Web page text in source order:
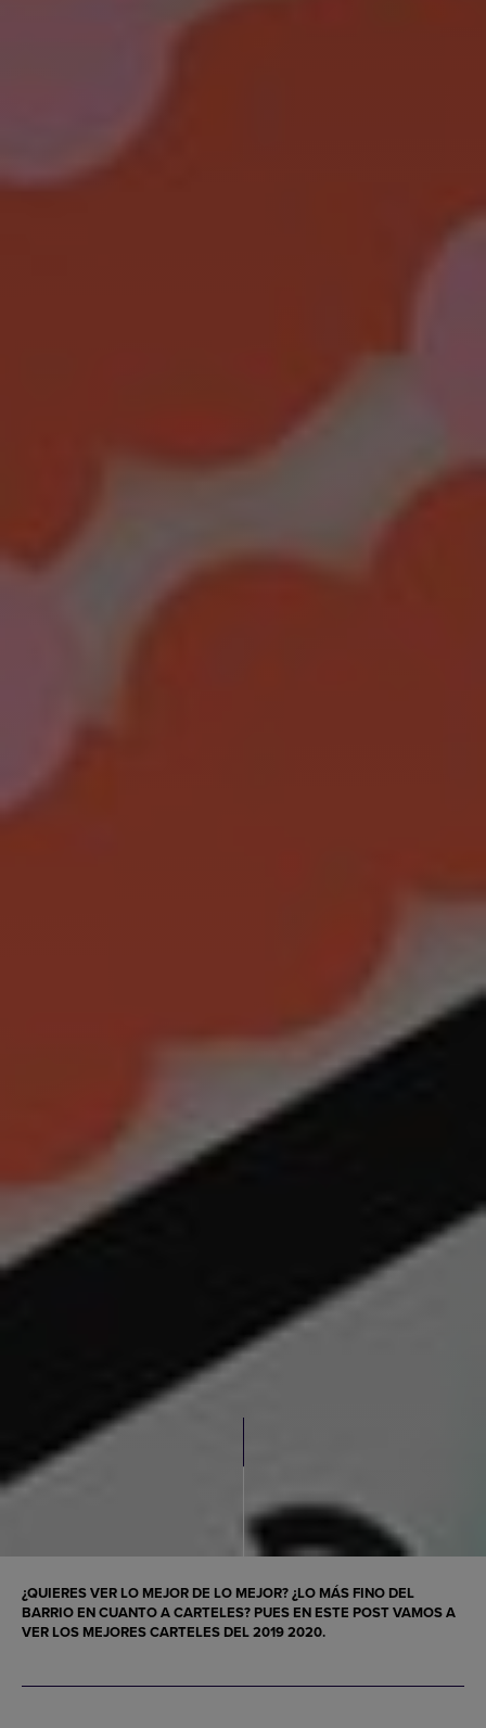
¿QUIERES VER LO MEJOR DE LO MEJOR? ¿LO MÁS FINO DEL
BARRIO EN CUANTO A CARTELES? PUES EN ESTE POST VAMOS A
VER LOS MEJORES CARTELES DEL 2019 2020.